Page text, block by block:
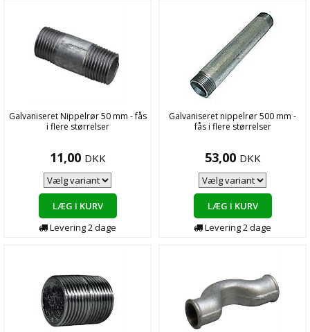
Galvaniseret Nippelrør 50 mm - fås
i flere størrelser
11,00 DKK
LÆG I KURV
Levering2dage
Galvaniseret nippelrør 500 mm -
fås i flere størrelser
53,00 DKK
LÆG I KURV
Levering2dage